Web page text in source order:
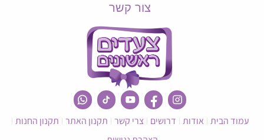
צור קשר
עמוד הבית אודות דרושים צרי קשר תקנון האתר תקנון החנות